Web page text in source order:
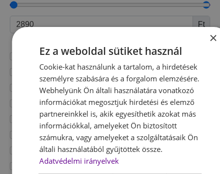
Ft
Ajándék
Akkumulátor Töltők
Aroma Diffúzorok, Párásítók
Autó És Motorkerékpár Fényszórók
Autó És Motorkerékpár Ponyvák
Autó, Motor És Bicikli Felszerelések
Autós Szőnyegek
Autós Töltők
×
Ez a weboldal sütiket használ
Cookie-kat használunk a tartalom, a hirdetések
személyre szabására és a forgalom elemzésére.
Webhelyünk Ön általi használatára vonatkozó
információkat megosztjuk hirdetési és elemző
partnereinkkel is, akik egyesíthetik azokat más
információkkal, amelyeket Ön biztosított
számukra, vagy amelyeket a szolgáltatásaik Ön
általi használatából gyűjtöttek össze.
Adatvédelmi irányelvek